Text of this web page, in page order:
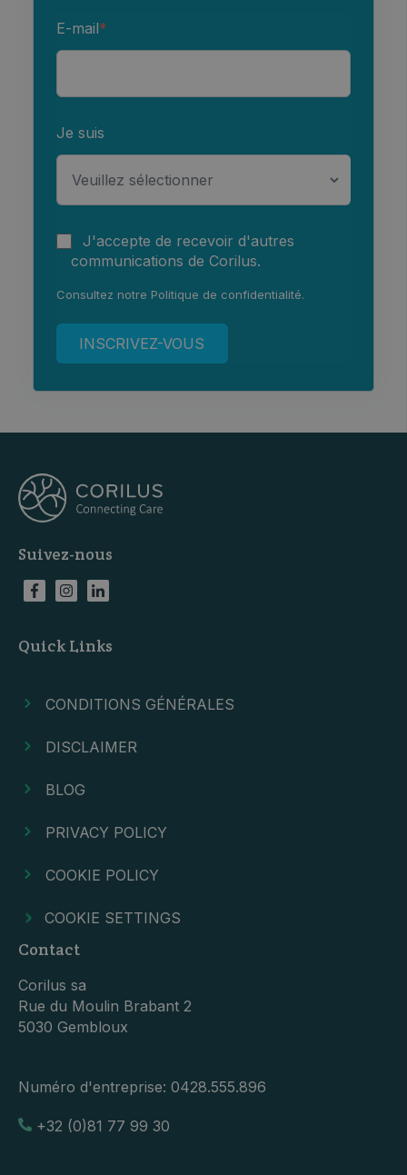
E-mail*
Je suis
J'accepte de recevoir d'autres
communications de Corilus.
Consultez notre Politique de confidentialité.
Suivez-nous
Quick Links
CONDITIONS GÉNÉRALES
DISCLAIMER
BLOG
PRIVACY POLICY
COOKIE POLICY
COOKIE SETTINGS
Contact
Corilus sa
Rue du Moulin Brabant 2
5030 Gembloux
Numéro d'entreprise: 0428.555.896
+32 (0)81 77 99 30